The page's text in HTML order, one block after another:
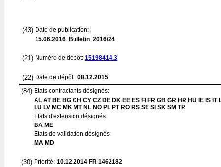
(43) Date de publication:
15.06.2016 Bulletin 2016/24
(21) Numéro de dépôt: 15198414.3
(22) Date de dépôt: 08.12.2015
(84) Etats contractants désignés:
AL AT BE BG CH CY CZ DE DK EE ES FI FR GB GR HR HU IE IS IT
LU LV MC MK MT NL NO PL PT RO RS SE SI SK SM TR
Etats d'extension désignés:
BA ME
Etats de validation désignés:
MA MD
(30) Priorité: 10.12.2014 FR 1462182